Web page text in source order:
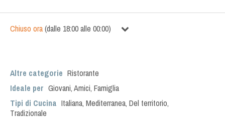
Chiuso ora(dalle 18:00alle 00:00)
Altre categorie Ristorante
Ideale per Giovani,Amici, Famiglia
Tipi di Cucina Italiana, Mediterranea, Del territorio,
Tradizionale